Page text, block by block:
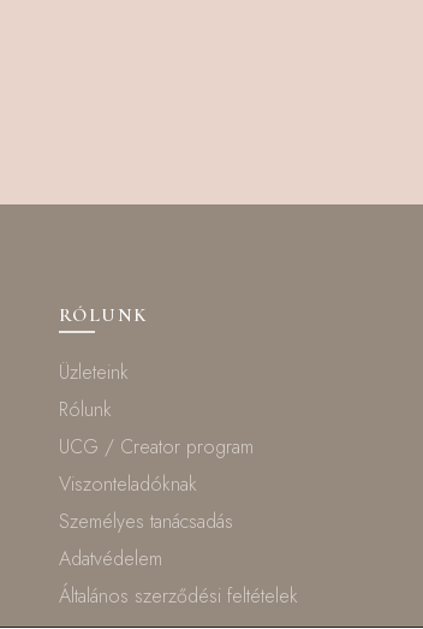
RÓLUNK
Üzleteink
Rólunk
UCG / Creator program
Viszonteladóknak
Személyes tanácsadás
Adatvédelem
Általános szerződési feltételek